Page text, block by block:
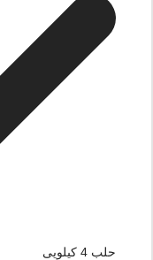
حلب 4 کیلویی